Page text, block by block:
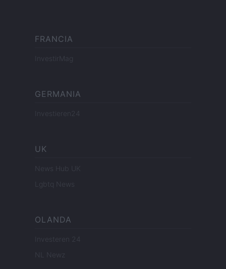
FRANCIA
InvestirMag
GERMANIA
Investieren24
UK
News Hub UK
Lgbtq News
OLANDA
Investeren 24
NL Newz